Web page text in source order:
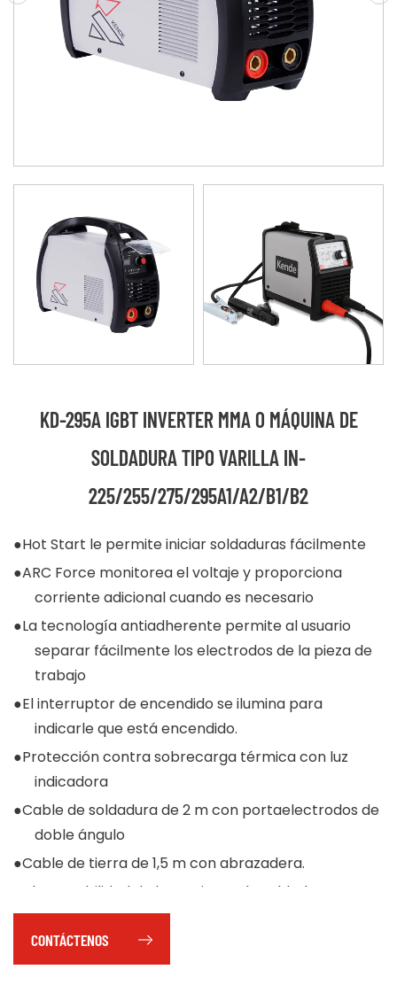
KD-295A IGBT INVERTER MMA O MÁQUINA DE
SOLDADURA TIPO VARILLA IN-
225/255/275/295A1/A2/B1/B2
●Hot Start le permite iniciar soldaduras fácilmente
●ARC Force monitorea el voltaje y proporciona
corriente adicional cuando es necesario
●La tecnología antiadherente permite al usuario
separar fácilmente los electrodos de la pieza de
trabajo
●El interruptor de encendido se ilumina para
indicarle que está encendido.
●Protección contra sobrecarga térmica con luz
indicadora
●Cable de soldadura de 2 m con portaelectrodos de
doble ángulo
●Cable de tierra de 1,5 m con abrazadera.
●Alta estabilidad de la corriente de soldadura para
una salida constante
●La salida de corriente CC proporciona una salida
estable para una buena penetración
CONTÁCTENOS